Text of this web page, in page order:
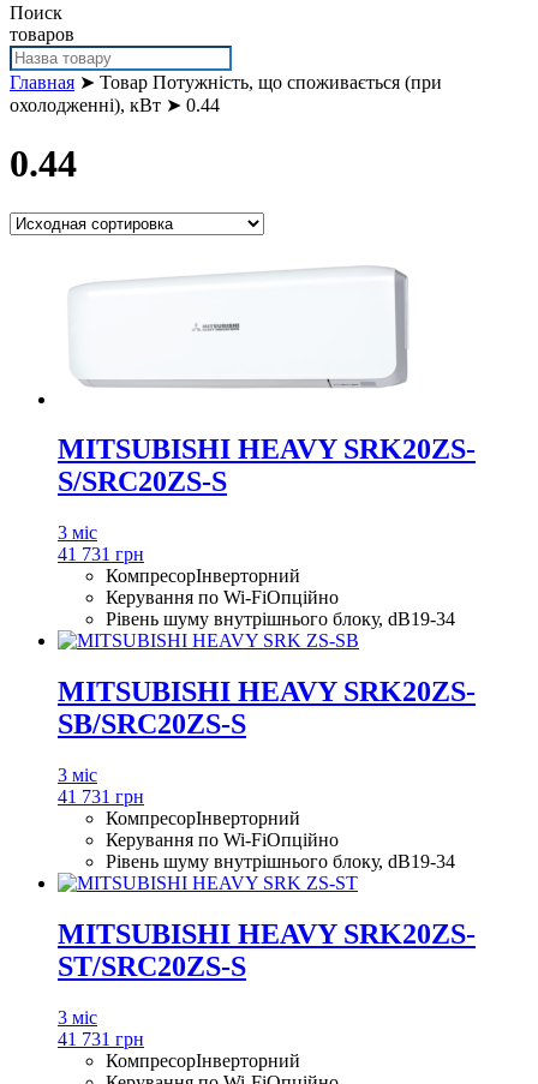
Поиск
товаров
Главная ➤ Товар Потужність, що споживається (при
охолодженні), кВт ➤ 0.44
0.44
MITSUBISHI HEAVY SRK20ZS-
S/SRC20ZS-S
3 міс
41 731 грн
КомпресорІнверторний
Керування по Wi-FiОпційно
Рівень шуму внутрішнього блоку, dB19-34
MITSUBISHI HEAVY SRK20ZS-
SB/SRC20ZS-S
3 міс
41 731 грн
КомпресорІнверторний
Керування по Wi-FiОпційно
Рівень шуму внутрішнього блоку, dB19-34
MITSUBISHI HEAVY SRK20ZS-
ST/SRC20ZS-S
3 міс
41 731 грн
КомпресорІнверторний